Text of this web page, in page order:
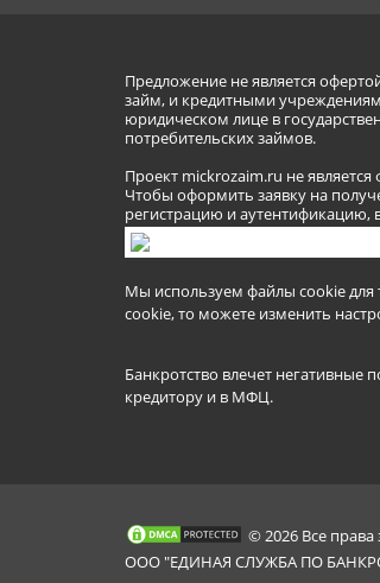
Предложение не является
займ, и кредитными
юридическом лице в
потребительских займов.
Проект mickrozaim.ru не
Чтобы оформить заявку на
регистрацию и аутентификацию,
Мы используем файлы cookie для
cookie, то можете изменить
Банкротство влечет негативные
кредитору и в МФЦ.
© 2026 Все
ООО "ЕДИНАЯ СЛУЖБА ПО